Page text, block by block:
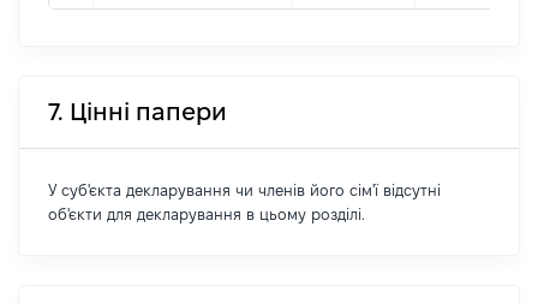
7. Цінні папери
У суб'єкта декларування чи членів його сім'ї відсутні
об'єкти для декларування в цьому розділі.